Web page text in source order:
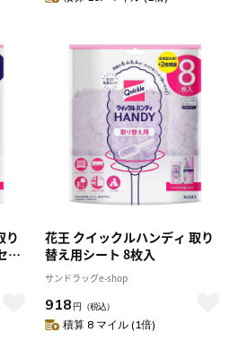
り
花王 クイックルハンディ 取り
替え用シート 8枚入
サンドラッグe-shop
918 円 （税込）
積算 8 マイル (1倍)